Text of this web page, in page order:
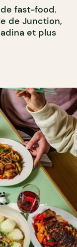
fast-food.
de Junction,
et plus